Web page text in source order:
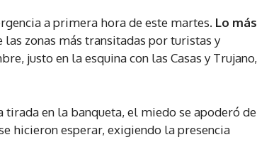
a primera hora de este martes. Lo más
zonas más transitadas por turistas y
justo en la esquina con las Casas y Trujano,
en la banqueta, el miedo se apoderó de
hicieron esperar, exigiendo la presencia